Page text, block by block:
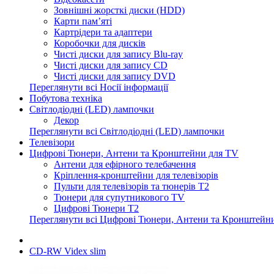
Зовнішні жорсткі диски (HDD)
Карти пам’яті
Картрідери та адаптери
Коробочки для дисків
Чисті диски для запису Blu-ray
Чисті диски для запису CD
Чисті диски для запису DVD
Переглянути всі Носії інформації
Побутова техніка
Світлодіодні (LED) лампочки
Декор
Переглянути всі Світлодіодні (LED) лампочки
Телевізори
Цифрові Тюнери, Антени та Кронштейни для TV
Антени для ефірного телебачення
Кріплення-кронштейни для телевізорів
Пульти для телевізорів та тюнерів T2
Тюнери для супутникового TV
Цифрові Тюнери T2
Переглянути всі Цифрові Тюнери, Антени та
CD-RW Videx slim